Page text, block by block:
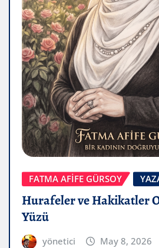
FATMA AFİFE GÜRSOY
Hurafeler ve Hakikatler
Yüzü
yönetici May 8, 2026